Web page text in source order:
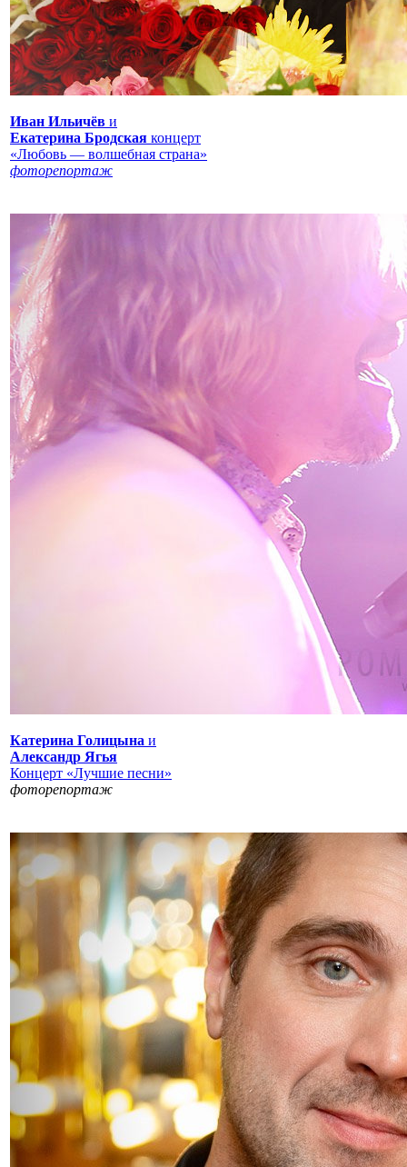
Иван Ильичёв и
Екатерина Бродская концерт
«Любовь — волшебная страна»
фоторепортаж
Катерина Голицына и
Александр Ягья
Концерт «Лучшие песни»
фоторепортаж